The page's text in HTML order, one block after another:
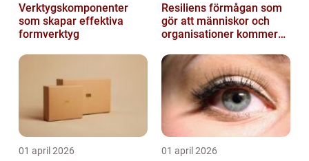
Verktygskomponenter
som skapar effektiva
formverktyg
Resiliens förmågan som
gör att människor och
organisationer kommer
01 april 2026 01 april 2026